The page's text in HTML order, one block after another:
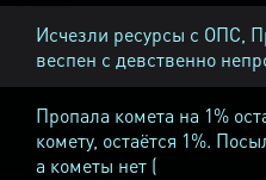
Исчезли ресурсы с ОПС,
веспен с девственно
Пропала комета на 1%
комету, остаётся 1%.
а кометы нет (